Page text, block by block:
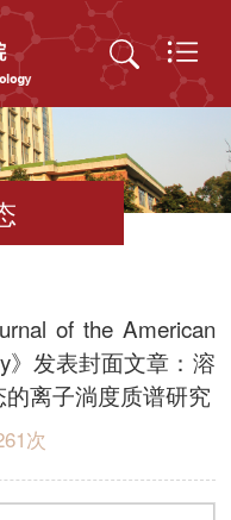
of the American
》发表封面文章：溶
离子淌度质谱研究
次